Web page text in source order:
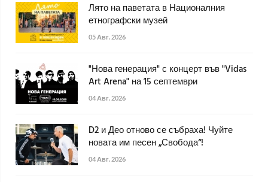
Лято на паветата в Националния
етнографски музей
05 Авг. 2026
"Нова генерация" с концерт във "Vidas
Art Arena" на 15 септември
04 Авг. 2026
D2 и Део отново се събраха! Чуйте
новата им песен „Свобода“!
04 Авг. 2026